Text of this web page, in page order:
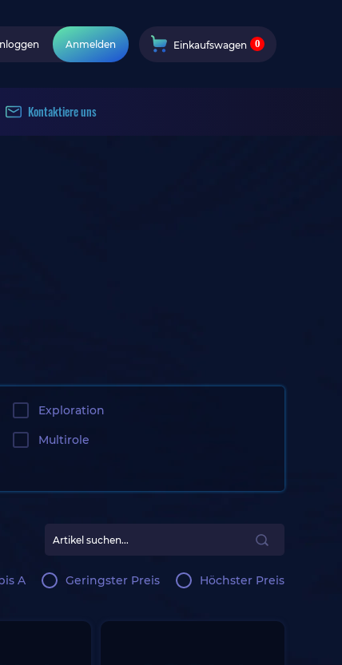
Anmelden Einkaufswagen 0
Kontaktiere uns
Exploration
Multirole
A Geringster Preis Höchster Preis